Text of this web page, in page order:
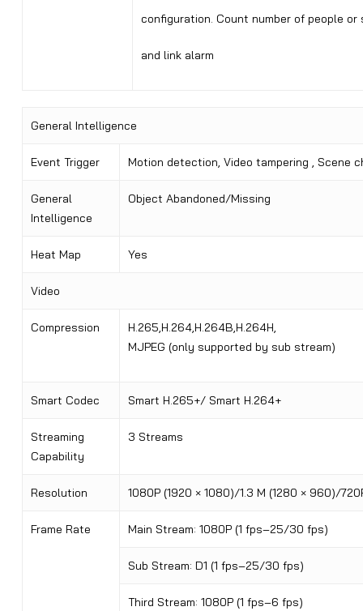
configuration. Count number of people or
and link alarm
General Intelligence
Event Trigger Motion detection, Video tampering , Scene
General
Intelligence
Object Abandoned/Missing
Heat Map Yes
Video
Compression
H.265,H.264,H.264B,H.264H,
MJPEG (only supported by sub stream)
Smart Codec Smart H.265+/ Smart H.264+
Streaming
Capability
3 Streams
Resolution 1080P (1920 × 1080)/1.3 M (1280 × 960)/
Frame Rate Main Stream: 1080P (1 fps–25/30 fps)
Sub Stream: D1 (1 fps–25/30 fps)
Third Stream: 1080P (1 fps–6 fps)